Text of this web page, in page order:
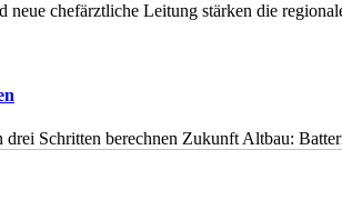
neue chefärztliche Leitung stärken die
drei Schritten berechnen Zukunft Altbau: